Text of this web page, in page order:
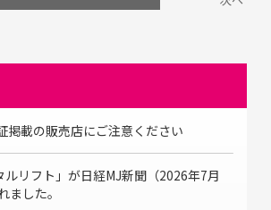
掲載の販売店にご注意ください
ルリフト」が日経MJ新聞（2026年7月
ました。